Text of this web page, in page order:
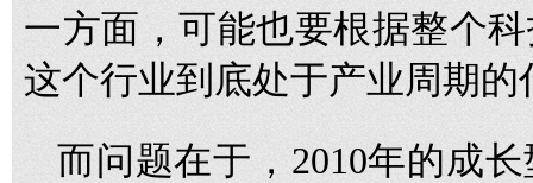
一方面，可能也要根据整个
这个行业到底处于产业周期的
而问题在于，2010年的成